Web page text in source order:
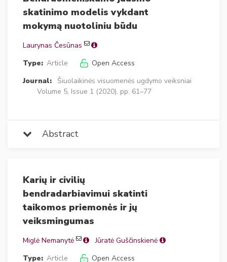
skatinimo modelis vykdant
mokymą nuotoliniu būdu
Laurynas Česūnas
Type: Article
Open Access
Journal:
Šiuolaikinės visuomenės ugdymo veiksniai
Volume 5, Issue 1 (2020), pp. 61–77
Abstract
Karių ir civilių
bendradarbiavimui skatinti
taikomos priemonės ir jų
veiksmingumas
Miglė Nemanytė
Jūratė Guščinskienė
Type: Article Open Access